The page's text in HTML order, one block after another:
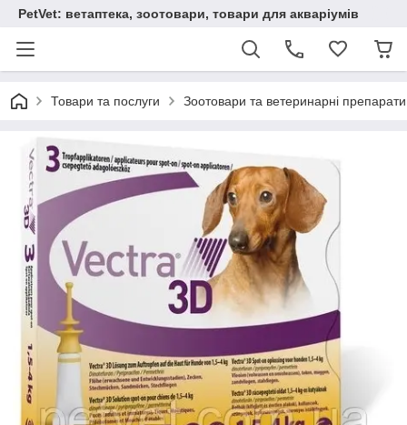
PetVet: ветаптека, зоотовари, товари для акваріумів
Товари та послуги Зоотовари та ветеринарні препарати